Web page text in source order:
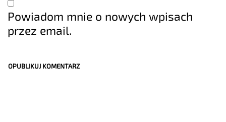
Powiadom mnie o nowych wpisach
przez email.